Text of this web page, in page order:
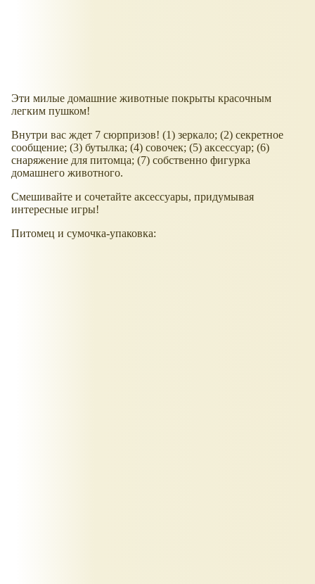
Эти милые домашние животные покрыты красочным
легким пушком!
Внутри вас ждет 7 сюрпризов! (1) зеркало; (2) секретное
сообщение; (3) бутылка; (4) совочек; (5) аксессуар; (6)
снаряжение для питомца; (7) собственно фигурка
домашнего животного.
Смешивайте и сочетайте аксессуары, придумывая
интересные игры!
Питомец и сумочка-упаковка: